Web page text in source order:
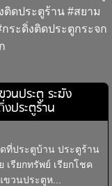
ดประตูร้าน #สยาม
ระดิ่งติดประตูกระจก
นประตู ระฆัง
ประตูร้าน
ที่ประตูบ้าน ประตูร้าน
เรียกทรัพย์ เรียกโชค
วนประตูห...